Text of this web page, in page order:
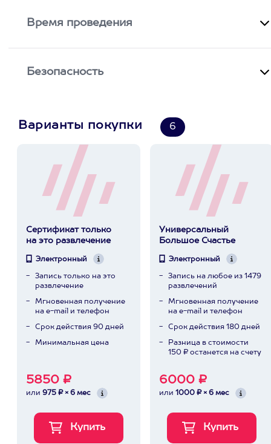
Время проведения
Безопасность
Варианты покупки 6
Сертификат только
на это развлечение
Электронный
Запись только на это
развлечение
Мгновенная получение
на e-mail и телефон
Срок действия 90 дней
Минимальная цена
5850 ₽
или 975 ₽ × 6 мес
Универсальный
Большое Счастье
Электронный
Запись на любое из 1479
развлечений
Мгновенная получение
на e-mail и телефон
Срок действия 180 дней
Разница в стоимости
150 ₽ останется на счету
6000 ₽
или 1000 ₽ × 6 мес